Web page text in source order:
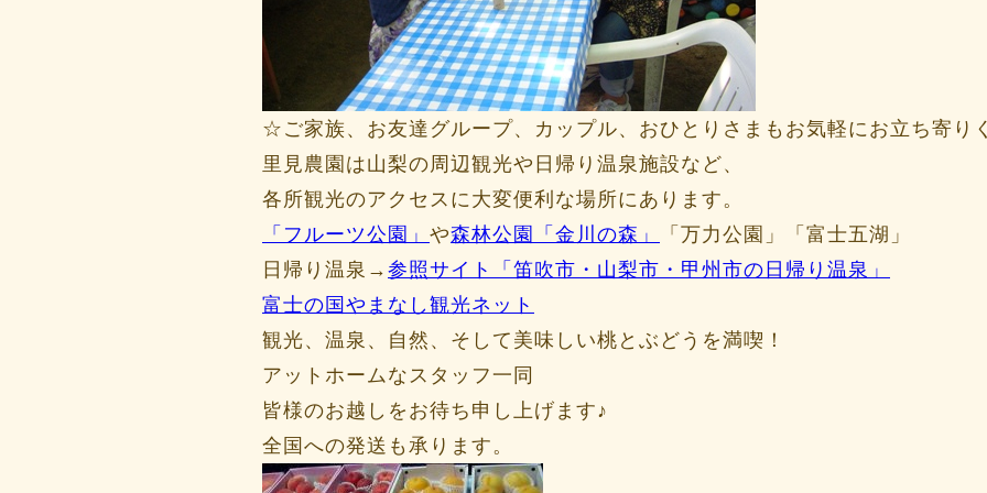
☆ご家族、お友達グループ、カップル、おひとりさまもお気軽にお立ち寄り
里見農園は山梨の周辺観光や日帰り温泉施設など、
各所観光のアクセスに大変便利な場所にあります。
「フルーツ公園」 や森林公園「金川の森」
「万力公園」「富士五湖」
日帰り温泉→ 参照サイト「笛吹市・山梨市・甲州市の日帰り温泉」
富士の国やまなし観光ネット
観光、温泉、自然、そして美味しい桃とぶどうを満喫！
アットホームなスタッフ一同
皆様のお越しをお待ち申し上げます♪
全国への発送も承ります。